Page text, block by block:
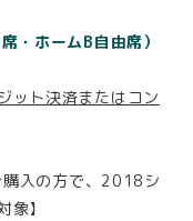
・ホームB自由席）
ット決済またはコン
購入の方で、2018シ
象】